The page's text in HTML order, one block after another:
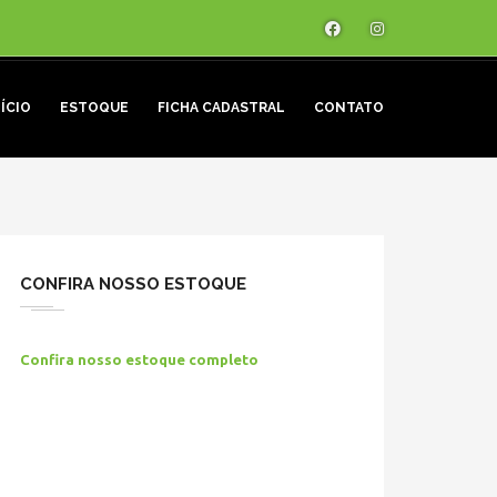
ESTOQUE FICHA CADASTRAL CONTATO
CONFIRA NOSSO ESTOQUE
Confira nosso estoque completo